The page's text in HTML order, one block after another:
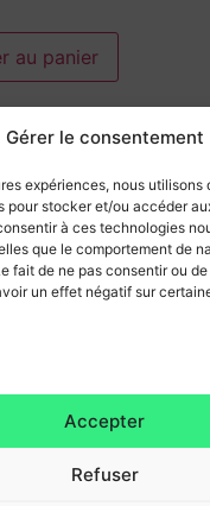
Gérer le consentement
expériences, nous utilisons
pour stocker et/ou accéder
à ces technologies
que le comportement de
fait de ne pas consentir ou
un effet négatif sur
Accepter
Refuser
au panier
GTA V
Mentions légales & Politique de
confidentialité
2026 © Tous droits réservés.
Accueil du site